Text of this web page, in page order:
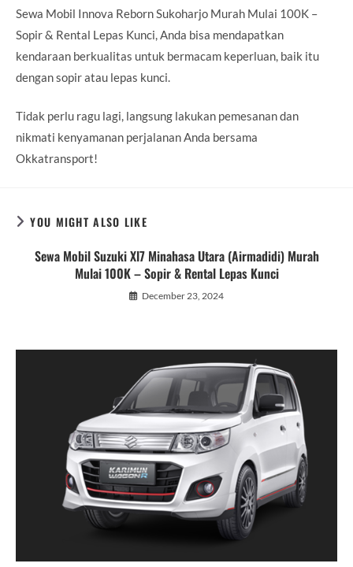
Sewa Mobil Innova Reborn Sukoharjo Murah Mulai 100K –
Sopir & Rental Lepas Kunci, Anda bisa mendapatkan
kendaraan berkualitas untuk bermacam keperluan, baik itu
dengan sopir atau lepas kunci.
Tidak perlu ragu lagi, langsung lakukan pemesanan dan
nikmati kenyamanan perjalanan Anda bersama
Okkatransport!
YOU MIGHT ALSO LIKE
Sewa Mobil Suzuki Xl7 Minahasa Utara (Airmadidi) Murah
Mulai 100K – Sopir & Rental Lepas Kunci
December 23, 2024